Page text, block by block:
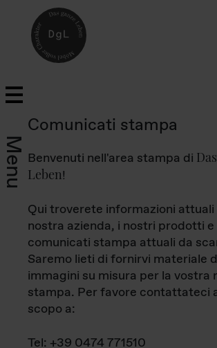
Menu
Comunicati stampa
Benvenuti nell'area stampa di
Leben!
Qui troverete informazioni attuali
nostra azienda, i nostri prodotti e
comunicati stampa attuali da
Saremo lieti di fornirvi materiale
immagini su misura per la vostra
stampa. Per favore contattateci
scopo a:
Tel: +39 0474 771510